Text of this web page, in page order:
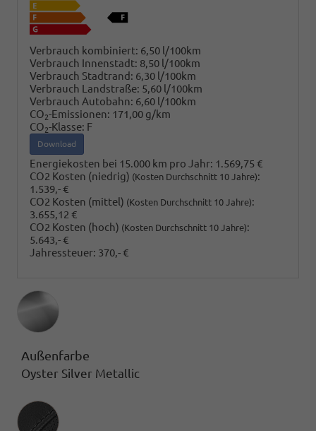
Verbrauch kombiniert: 6,50 l/100km
Verbrauch Innenstadt: 8,50 l/100km
Verbrauch Stadtrand: 6,30 l/100km
Verbrauch Landstraße: 5,60 l/100km
Verbrauch Autobahn: 6,60 l/100km
CO2-Emissionen: 171,00 g/km
CO2-Klasse: F
Download
Energiekosten bei 15.000 km pro Jahr: 1.569,75 €
CO2 Kosten (niedrig) (Kosten Durchschnitt 10 Jahre):
1.539,- €
CO2 Kosten (mittel) (Kosten Durchschnitt 10 Jahre):
3.655,12 €
CO2 Kosten (hoch) (Kosten Durchschnitt 10 Jahre):
5.643,- €
Jahressteuer: 370,- €
Außenfarbe
Oyster Silver Metallic
Innenausstattung